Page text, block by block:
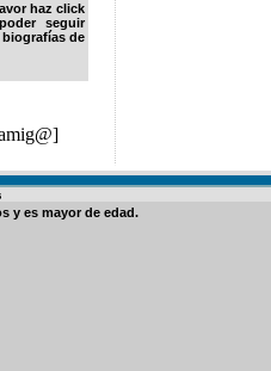
haz click
seguir
de
]
y es mayor de edad.